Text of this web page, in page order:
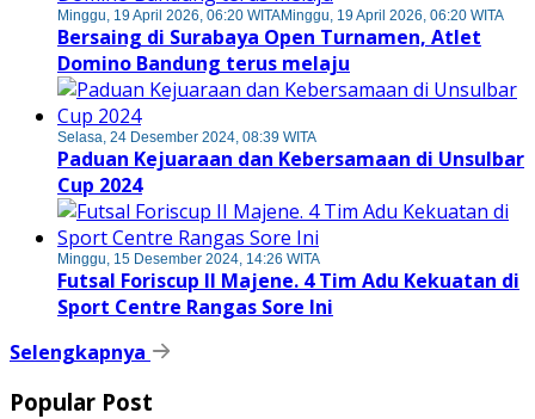
Minggu, 19 April 2026, 06:20 WITAMinggu, 19 April 2026, 06:20 WITA
Bersaing di Surabaya Open Turnamen, Atlet
Domino Bandung terus melaju
Selasa, 24 Desember 2024, 08:39 WITA
Paduan Kejuaraan dan Kebersamaan di Unsulbar
Cup 2024
Minggu, 15 Desember 2024, 14:26 WITA
Futsal Foriscup II Majene. 4 Tim Adu Kekuatan di
Sport Centre Rangas Sore Ini
Selengkapnya
Popular Post